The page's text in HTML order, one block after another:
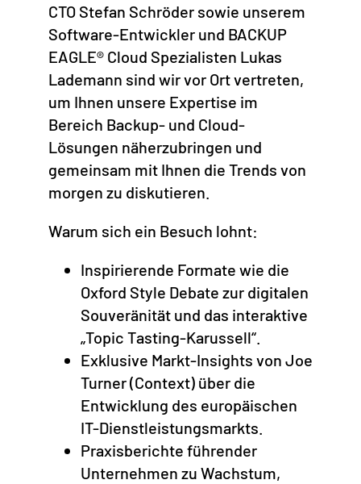
CTO Stefan Schröder sowie unserem
Software-Entwickler und BACKUP
EAGLE® Cloud Spezialisten Lukas
Lademann sind wir vor Ort vertreten,
um Ihnen unsere Expertise im
Bereich Backup- und Cloud-
Lösungen näherzubringen und
gemeinsam mit Ihnen die Trends von
morgen zu diskutieren.
Warum sich ein Besuch lohnt:
Inspirierende Formate wie die
Oxford Style Debate zur digitalen
Souveränität und das interaktive
„Topic Tasting-Karussell“.
Exklusive Markt-Insights von Joe
Turner (Context) über die
Entwicklung des europäischen
IT-Dienstleistungsmarkts.
Praxisberichte führender
Unternehmen zu Wachstum,